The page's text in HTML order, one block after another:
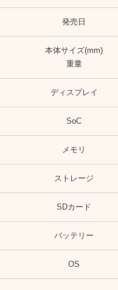
発売日
本体サイズ(mm)
重量
ディスプレイ
SoC
メモリ
ストレージ
SDカード
バッテリー
OS